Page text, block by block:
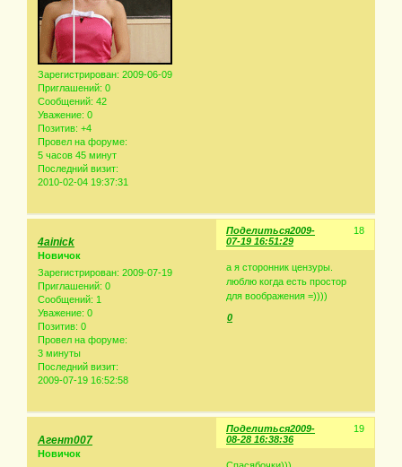
Зарегистрирован: 2009-06-09
Приглашений: 0
Сообщений: 42
Уважение: 0
Позитив: +4
Провел на форуме:
5 часов 45 минут
Последний визит:
2010-02-04 19:37:31
Поделиться 18
2009-
07-19 16:51:29
4ainick
Новичок
Зарегистрирован: 2009-07-19
Приглашений: 0
Сообщений: 1
Уважение: 0
Позитив: 0
Провел на форуме:
3 минуты
Последний визит:
2009-07-19 16:52:58
а я сторонник цензуры.
люблю когда есть простор
для воображения =))))
0
Поделиться 19
2009-
08-28 16:38:36
Агент007
Новичок